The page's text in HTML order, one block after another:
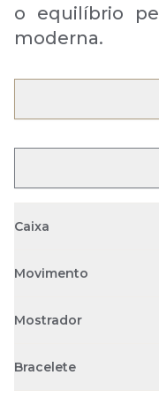
o equilíbrio
moderna.
Caixa
Movimento
Mostrador
Bracelete